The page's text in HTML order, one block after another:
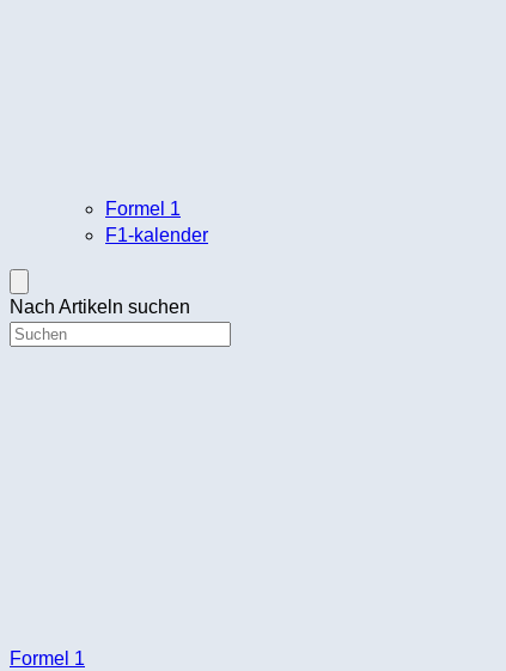
Formel 1
F1-kalender
Nach Artikeln suchen
Formel 1